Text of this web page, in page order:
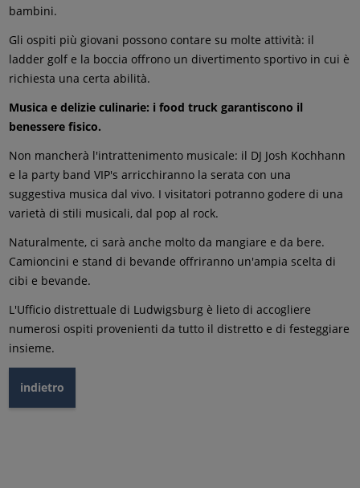
bambini.
Gli ospiti più giovani possono contare su molte attività: il
ladder golf e la boccia offrono un divertimento sportivo in cui è
richiesta una certa abilità.
Musica e delizie culinarie: i food truck garantiscono il
benessere fisico.
Non mancherà l'intrattenimento musicale: il DJ Josh Kochhann
e la party band VIP's arricchiranno la serata con una
suggestiva musica dal vivo. I visitatori potranno godere di una
varietà di stili musicali, dal pop al rock.
Naturalmente, ci sarà anche molto da mangiare e da bere.
Camioncini e stand di bevande offriranno un'ampia scelta di
cibi e bevande.
L'Ufficio distrettuale di Ludwigsburg è lieto di accogliere
numerosi ospiti provenienti da tutto il distretto e di festeggiare
insieme.
indietro